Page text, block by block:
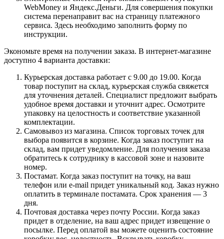
WebMoney и Яндекс.Деньги. Для совершения покупки
система перенаправит вас на страницу платежного
сервиса. Здесь необходимо заполнить форму по
инструкции.
Экономьте время на получении заказа. В интернет-магазине
доступно 4 варианта доставки:
Курьерская доставка работает с 9.00 до 19.00. Когда
товар поступит на склад, курьерская служба свяжется
для уточнения деталей. Специалист предложит выбрать
удобное время доставки и уточнит адрес. Осмотрите
упаковку на целостность и соответствие указанной
комплектации.
Самовывоз из магазина. Список торговых точек для
выбора появится в корзине. Когда заказ поступит на
склад, вам придет уведомление. Для получения заказа
обратитесь к сотруднику в кассовой зоне и назовите
номер.
Постамат. Когда заказ поступит на точку, на ваш
телефон или e-mail придет уникальный код. Заказ нужно
оплатить в терминале постамата. Срок хранения — 3
дня.
Почтовая доставка через почту России. Когда заказ
придет в отделение, на ваш адрес придет извещение о
посылке. Перед оплатой вы можете оценить состояние